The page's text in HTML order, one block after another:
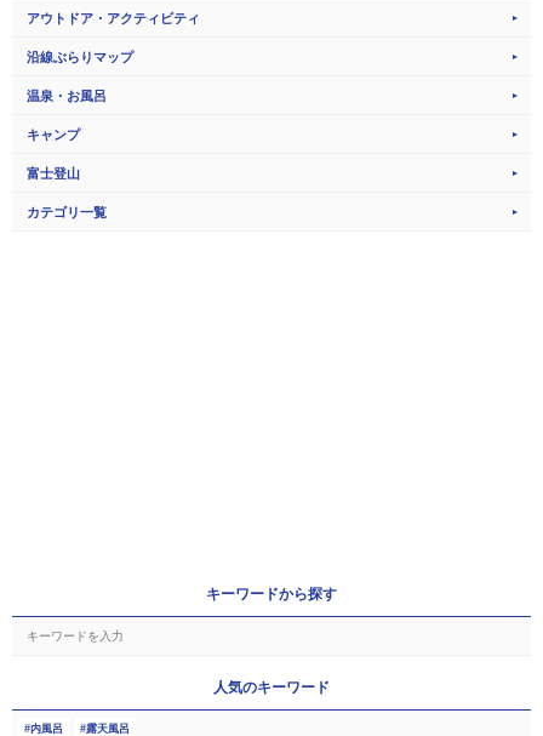
アウトドア・アクティビティ
沿線ぶらりマップ
温泉・お風呂
キャンプ
富士登山
カテゴリ一覧
キーワードから探す
人気のキーワード
内風呂 露天風呂